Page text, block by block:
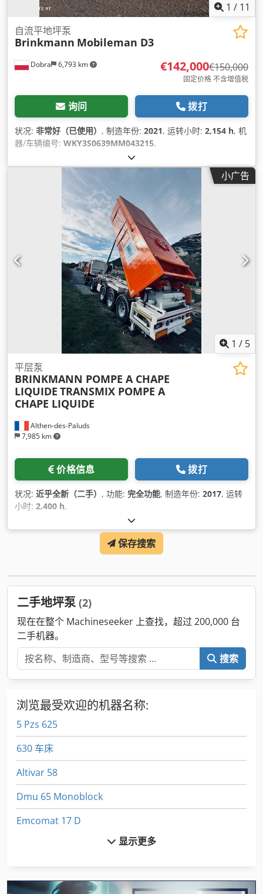
1 / 11
Dobra 6,793 km
自流平地坪泵
Brinkmann Mobileman D3
€142,000€150,000
固定价格 不含增值税
询问 拨打
状况: 非常好（已使用） , 制造年份: 2021, 运转小时: 2,154 h, 机
器/车辆编号: WKY3S0639MM043215,
小广告
1 / 5
Althen-des-Paluds
7,985 km
平层泵
BRINKMANN POMPE A CHAPE
LIQUIDE TRANSMIX POMPE A
CHAPE LIQUIDE
价格信息 拨打
状况: 近乎全新（二手） , 功能: 完全功能, 制造年份: 2017, 运转
小时: 2,400 h,
保存搜索
二手地坪泵(2)
现在在整个 Machineseeker 上查找，超过 200,000 台
二手机器。
搜索
浏览最受欢迎的机器名称:
5 Pzs 625
630 车床
Altivar 58
Dmu 65 Monoblock
Emcomat 17 D
显示更多